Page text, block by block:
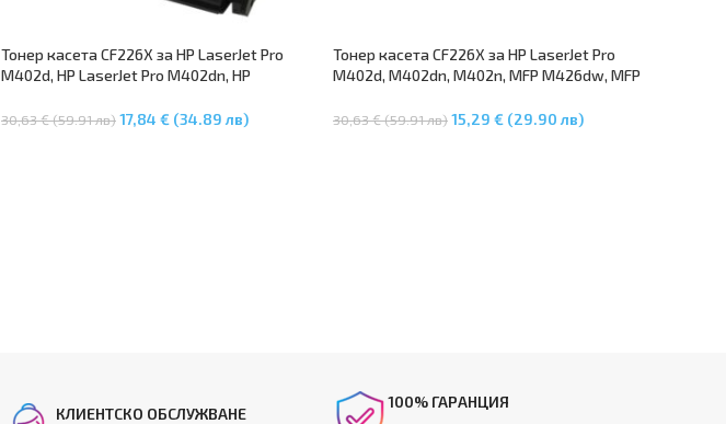
Тонер касета CF226X за HP LaserJet Pro
M402d, HP LaserJet Pro M402dn, HP
M426fdw MFP
30,63 € (59.91 лв)17,84 € (34.89 лв)
Тонер касета CF226X за HP LaserJet Pro
M402d, M402dn, M402n, MFP M426dw, MFP
30,63 € (59.91 лв)15,29 € (29.90 лв)
КЛИЕНТСКО ОБСЛУЖВАНЕ
100% ГАРАНЦИЯ